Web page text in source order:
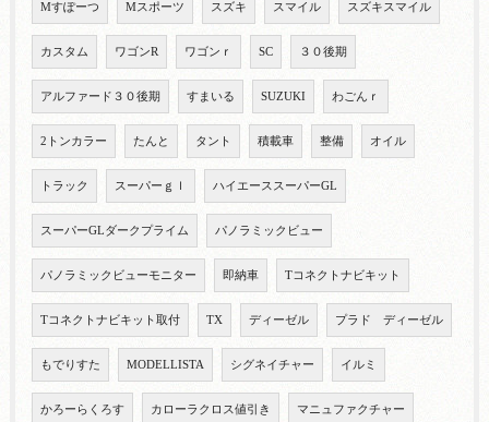
Mすぽーつ Mスポーツ スズキ スマイル スズキスマイル
カスタム ワゴンR ワゴンｒ SC ３０後期
アルファード３０後期 すまいる SUZUKI わごんｒ
2トンカラー たんと タント 積載車 整備 オイル
トラック スーパーｇｌ ハイエーススーパーGL
スーパーGLダークプライム パノラミックビュー
パノラミックビューモニター 即納車 Tコネクトナビキット
Tコネクトナビキット取付 TX ディーゼル プラド ディーゼル
もでりすた MODELLISTA シグネイチャー イルミ
かろーらくろす カローラクロス値引き マニュファクチャー